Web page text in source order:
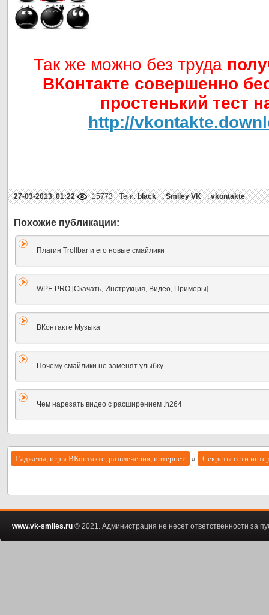
Так же можно без труда
ВКонтакте совершенно
простенький тест
http://
27-03-2013, 01:22 15773 Теги:black ,Smiley VK ,vkontakte
Плагин Trollbar и его новые смайлики
WPE PRO [Скачать, Инструкция, Видео, Примеры]
ВКонтакте Музыка
Почему смайлики не заменят улыбку
Чем нарезать видео с расширением .h264
Гаджеты, игры ВКонтакте, развлечения, интернет » Секреты сети
www.vk-smiles.ru © 2021. Администрация не несет ответственности за